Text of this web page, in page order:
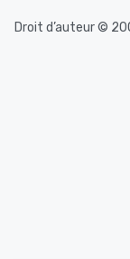
Droit d’auteur ©